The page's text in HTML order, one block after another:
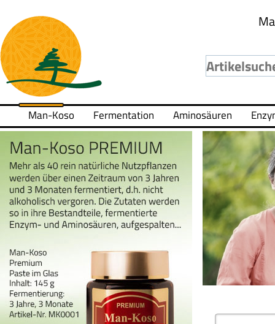
Man-Koso Fermentation Aminosäuren